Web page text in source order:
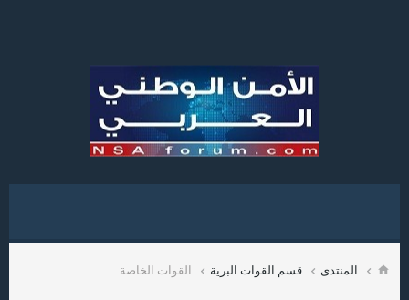
المنتدى قسم القوات البرية القوات الخاصة